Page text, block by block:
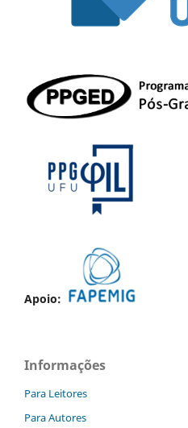
Apoio:
Informações
Para Leitores
Para Autores